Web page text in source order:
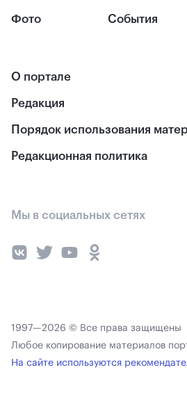
Фото События
О портале
Редакция
Порядок использования
Редакционная политика
Мы в социальных сетях
1997—2026 © Все права защищены
Любое копирование материалов
На сайте используются